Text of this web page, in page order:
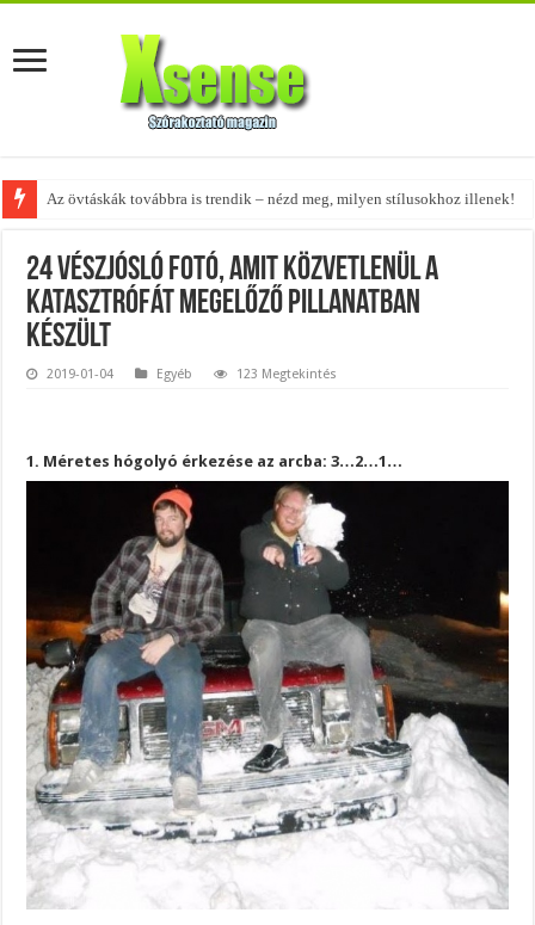
A tökéletes táskák férfiaknak – fedezd fel az 5 legjobb fazont!
24 vészjósló fotó, amit közvetlenül a
katasztrófát megelőző pillanatban
készült
2019-01-04 Egyéb 123 Megtekintés
1. Méretes hógolyó érkezése az arcba: 3…2…1…